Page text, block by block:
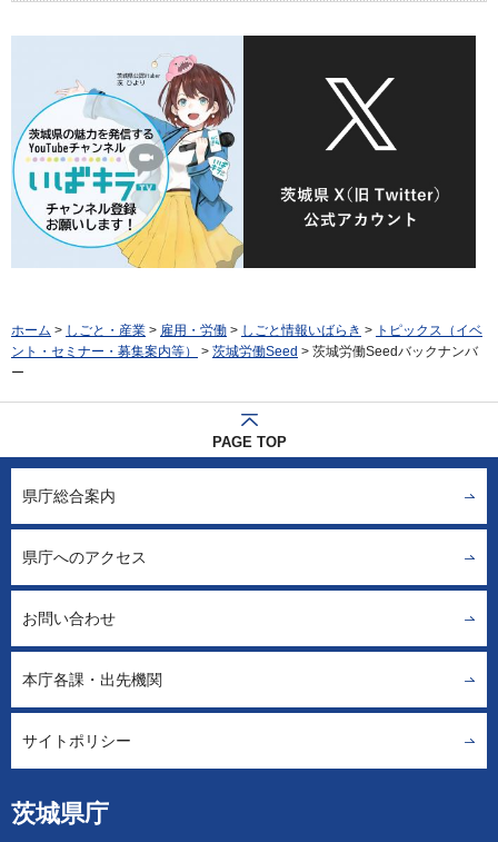
ホーム > しごと・産業 > 雇用・労働 > しごと情報いばらき > トピックス（イベ
ント・セミナー・募集案内等）
> 茨城労働Seed > 茨城労働Seedバックナンバ
ー
PAGE TOP
茨城県庁
県庁総合案内
県庁へのアクセス
お問い合わせ
本庁各課・出先機関
サイトポリシー